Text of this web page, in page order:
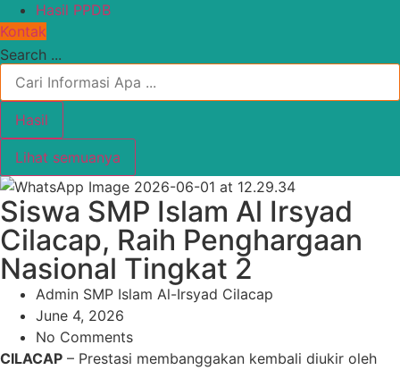
Hasil PPDB
Kontak
Search ...
Hasil
Lihat semuanya
Siswa SMP Islam Al Irsyad
Cilacap, Raih Penghargaan
Nasional Tingkat 2
Admin SMP Islam Al-Irsyad Cilacap
June 4, 2026
No Comments
CILACAP – Prestasi membanggakan kembali diukir oleh